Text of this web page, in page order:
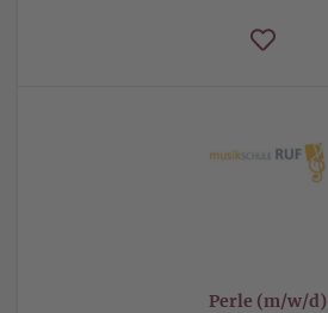
Perle (m/w/d)